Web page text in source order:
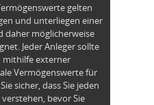
gelten
und unterliegen einer
daher möglicherweise
Jeder Anleger sollte
mithilfe externer
Vermögenswerte für
sicher, dass Sie jeden
bevor Sie